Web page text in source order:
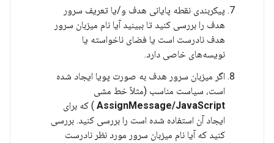
پیکربندی نقطه پایانی هدف و/یا تعریف سرور
هدف را بررسی کنید تا ببینید آیا نام میزبان سرور
هدف نادرست است یا فضای ناخواسته یا
نویسه‌های خاصی دارد.
اگر میزبان سرور هدف به صورت پویا ایجاد شده
است، سیاست مناسب (مثلاً خط مشی
AssignMessage/JavaScript ) که برای
ایجاد آن استفاده شده است را بررسی کنید. بررسی
کنید که آیا نام میزبان سرور مورد نظر نادرست